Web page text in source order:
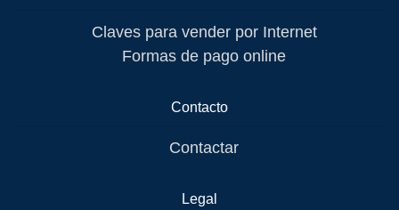
Claves para vender por Internet
Formas de pago online
Contacto
Contactar
Legal